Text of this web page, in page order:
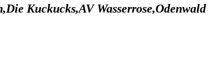
Kuckucks,AV Wasserrose,Odenwald